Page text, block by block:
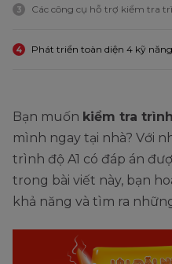
3 Các công cụ hỗ trợ kiểm tra
4 Phát triển toàn diện 4 kỹ
Bạn muốn kiểm tra
mình ngay tại nhà? Với
trình độ A1 có đáp án
trong bài viết này, bạn
khả năng và tìm ra